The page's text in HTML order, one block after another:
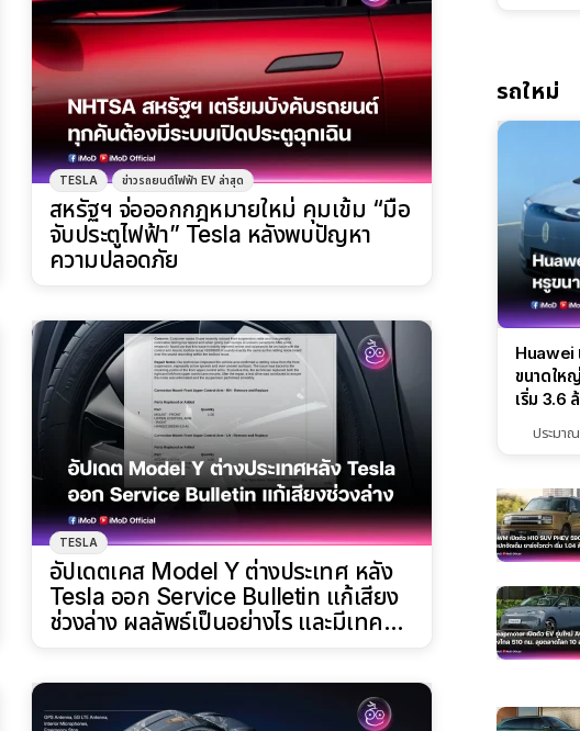
TESLA ข่าวรถยนต์ไฟฟ้า EV ล่าสุด
สหรัฐฯ จ่อออกกฎหมายใหม่ คุมเข้ม “มือ
จับประตูไฟฟ้า” Tesla หลังพบปัญหา
ความปลอดภัย
TESLA
อัปเดตเคส Model Y ต่างประเทศ หลัง
Tesla ออก Service Bulletin แก้เสียง
ช่วงล่าง ผลลัพธ์เป็นอย่างไร และมีเทคนิค
ESS ครบ
รถใหม่
Huawei
ขนาดให
เริ่ม 3.6
ประมา